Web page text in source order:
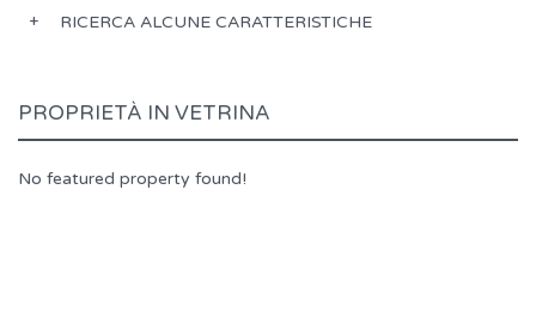
RICERCA ALCUNE CARATTERISTICHE
PROPRIETÀ IN VETRINA
No featured property found!